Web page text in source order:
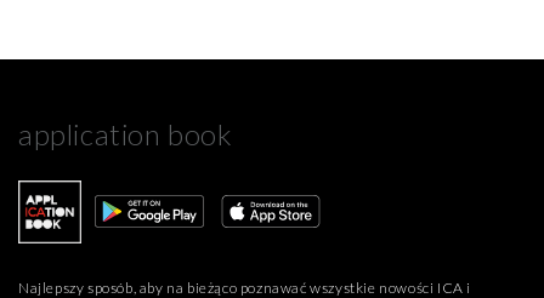
application book
Najlepszy sposób, aby na bieżąco poznawać wszystkie nowości ICA i